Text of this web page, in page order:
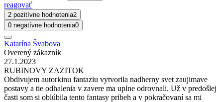
reagovať
2 pozitívne hodnotenia2
0 negatívne hodnotenia0
Katarína Švabova
Overený zákazník
27.1.2023
RUBINOVY ZAZITOK
Obdivujem autorkinu fantaziu vytvorila nadherny svet zaujimave
postavy a tie odhalenia v zavere ma uplne odrovnali. Už v predošlej
časti som si oblúbila tento fantasy pribeh a v pokračovaní sa mi